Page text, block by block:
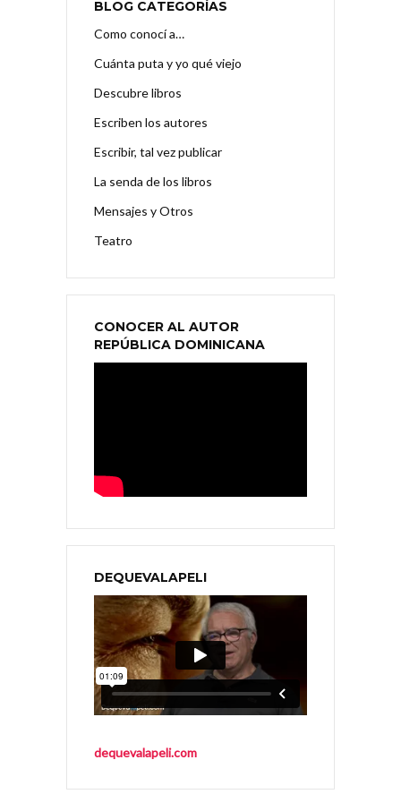
BLOG CATEGORÍAS
Como conocí a…
Cuánta puta y yo qué viejo
Descubre libros
Escriben los autores
Escribir, tal vez publicar
La senda de los libros
Mensajes y Otros
Teatro
CONOCER AL AUTOR
REPÚBLICA DOMINICANA
DEQUEVALAPELI
dequevalapeli.com